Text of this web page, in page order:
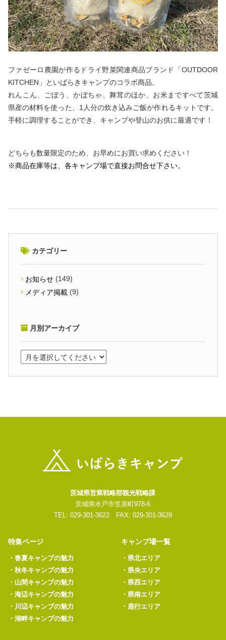
ファゼーロ農園が作るドライ野菜関連商品ブランド「OUTDOOR
KITCHEN」といばらきキャンプのコラボ商品。
れんこん、ごぼう、かぼちゃ、舞茸のほか、お米まですべて茨城
県産の材料を使った、1人分の炊き込みご飯が作れるキットです。
手軽に調理することができ、キャンプや登山のお供に最適です！
どちらも数量限定のため、お早めにお買い求めください！
※商品在庫等は、各キャンプ場で直接お問合せ下さい。
カテゴリー
お知らせ (149)
メディア掲載 (9)
月別アーカイブ
茨城県営業戦略部観光戦略課
茨城県水戸市笠原町978-6
TEL: 029-301-3622 FAX: 029-301-3629
特集ページ
・ 春夏キャンプの魅力
・ 秋冬キャンプの魅力
・ 山間キャンプの魅力
・ 海辺キャンプの魅力
・ 川辺キャンプの魅力
・ 湖畔キャンプの魅力
キャンプ場一覧
・ 県北エリア
・ 県央エリア
・ 県西エリア
・ 県南エリア
・ 鹿行エリア